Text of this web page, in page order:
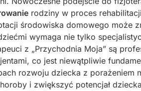
rodziny w proces
środowiska domowego może
wymaga nie tylko
z „Przychodnia Moja” są
co jest niewątpliwie
rozwoju dziecka z porażeniem
i zwiększyć potencjał